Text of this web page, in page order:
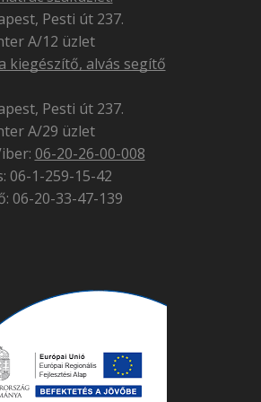
Pesti út 237.
A/12 üzlet
kiegészítő, alvás segítő
Pesti út 237.
A/29 üzlet
06-20-26-00-008
06-1-259-15-42
06-20-33-47-139